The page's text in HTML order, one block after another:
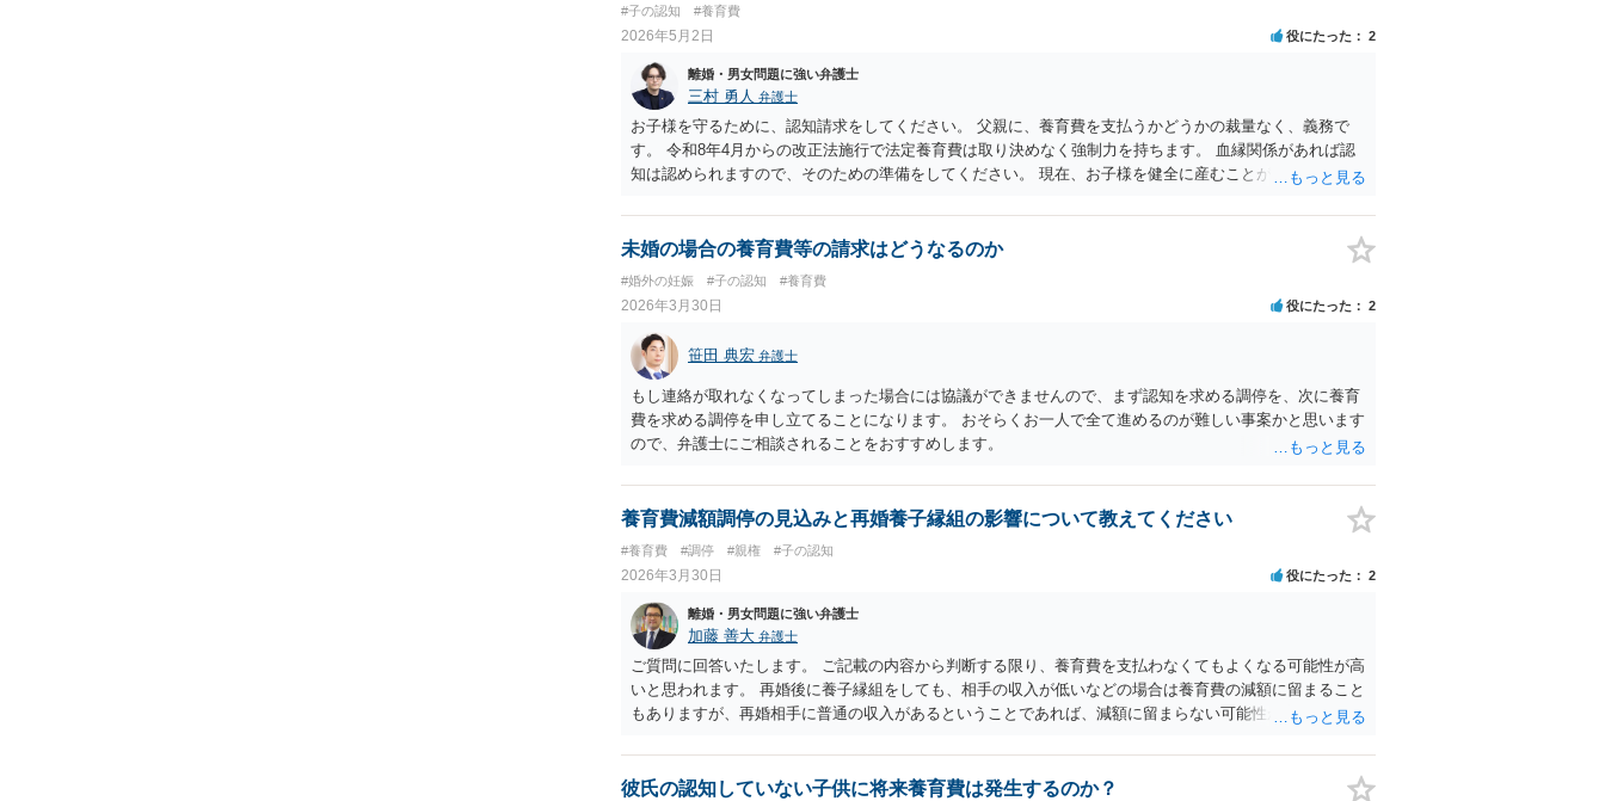
#子の認知 #養育費
2026年5月2日 役にたった 2
離婚・男女問題に強い弁護士
三村 勇人 弁護士
お子様を守るために、認知請求をしてください。 父親に、養育費を支払うかどうかの裁量なく、義務で
す。 令和8年4月からの改正法施行で法定養育費は取り決めなく強制力を持ちます。 血縁関係があれば認
知は認められますので、そのための準備をしてください。 現在、お子様を健全に産むことが最優先かと思
お勧めいたします。
未婚の場合の養育費等の請求はどうなるのか
#婚外の妊娠 #子の認知 #養育費
2026年3月30日 役にたった 2
笹田 典宏 弁護士
もし連絡が取れなくなってしまった場合には協議ができませんので、まず認知を求める調停を、次に養育
費を求める調停を申し立てることになります。 おそらくお一人で全て進めるのが難しい事案かと思います
ので、弁護士にご相談されることをおすすめします。
養育費減額調停の見込みと再婚養子縁組の影響について教えてください
#養育費 #調停 #親権 #子の認知
2026年3月30日 役にたった 2
離婚・男女問題に強い弁護士
加藤 善大 弁護士
ご質問に回答いたします。 ご記載の内容から判断する限り、養育費を支払わなくてもよくなる可能性が高
いと思われます。 再婚後に養子縁組をしても、相手の収入が低いなどの場合は養育費の減額に留まること
もありますが、再婚相手に普通の収入があるということであれば、減額に留まらない可能性が高そうで
し合いですが、調停がうまくいかない場合は、 裁判官が判断してくれる審判という手続きに移行します。
まずは、速やかに調停申立てをしてください。 ご参考にしていただけますと幸いです。
彼氏の認知していない子供に将来養育費は発生するのか？